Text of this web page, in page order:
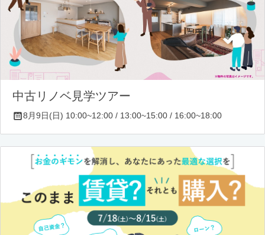
中古リノベ見学ツアー
8月9日(日) 10:00~12:00 / 13:00~15:00 / 16:00~18:00